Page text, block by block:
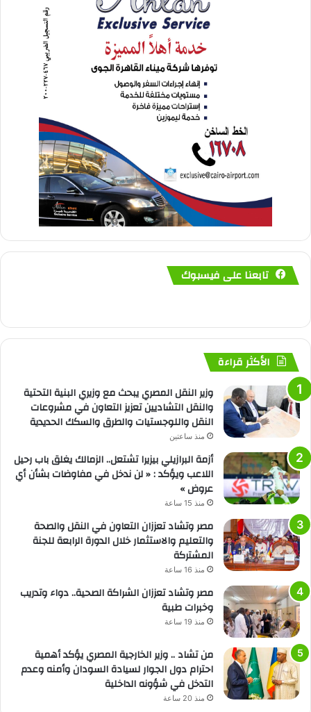
تابعنا على فيسبوك
الأكثر قراءة
وزير النقل المصري يبحث مع وزيري البنية التحتية
والنقل التشاديين تعزيز التعاون في مشروعات
النقل واللوجستيات والطرق والسكك الحديدية
منذ ساعتين
أزمة البرازيلي بيزيرا تشتعل.. الزمالك يغلق باب رحيل
اللاعب ويؤكد : « لن ندخل في مفاوضات بشأن أي
عروض »
منذ 15 ساعة
مصر وتشاد تعززان التعاون في النقل والصحة
والتعليم والاستثمار خلال الدورة الرابعة للجنة
المشتركة
منذ 16 ساعة
مصر وتشاد تعززان الشراكة الصحية.. دواء وتدريب
وخبرات طبية
منذ 19 ساعة
من تشاد .. وزير الخارجية المصري يؤكد أهمية
احترام دول الجوار لسيادة السودان وأمنه وعدم
التدخل في شؤونه الداخلية
منذ 20 ساعة